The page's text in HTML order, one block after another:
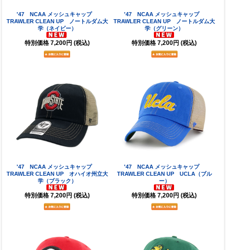
'47 NCAA メッシュキャップ
TRAWLER CLEAN UP ノートルダム大
学（ネイビー）
特別価格 7,200円 (税込)
'47 NCAA メッシュキャップ
TRAWLER CLEAN UP ノートルダム大
学（グリーン）
特別価格 7,200円 (税込)
'47 NCAA メッシュキャップ
TRAWLER CLEAN UP オハイオ州立大
学（ブラック）
特別価格 7,200円 (税込)
'47 NCAA メッシュキャップ
TRAWLER CLEAN UP UCLA（ブル
ー）
特別価格 7,200円 (税込)